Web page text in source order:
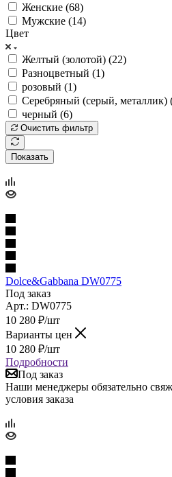
Женские (68)
Мужские (14)
Цвет
Желтый (золотой) (22)
Разноцветный (1)
розовый (1)
Серебряный (серый, металлик)
черный (6)
Очистить фильтр
Показать
Dolce&Gabbana DW0775
Под заказ
Арт.: DW0775
10 280 ₽/шт
Варианты цен
10 280 ₽/шт
Подробности
Под заказ
Наши менеджеры обязательно
условия заказа